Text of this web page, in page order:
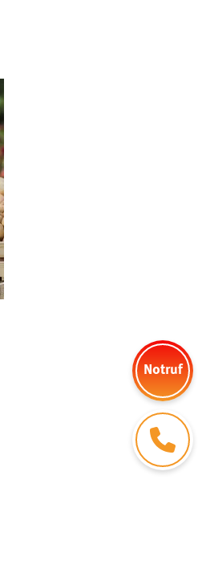
Notruf
Kontakt